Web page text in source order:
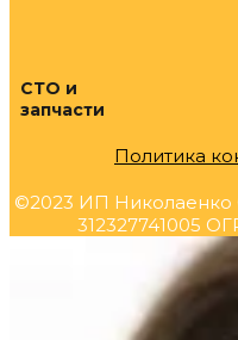
СТО и
запчасти
Политика
©2023 ИП
312327741005